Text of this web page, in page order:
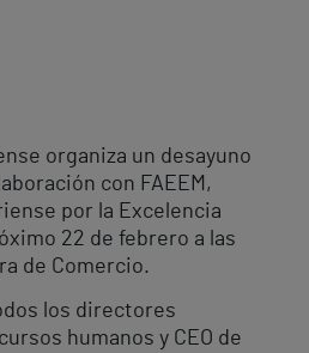
organiza un desayuno
con FAEEM,
por la Excelencia
22 de febrero a las
de Comercio.
los directores
humanos y CEO de